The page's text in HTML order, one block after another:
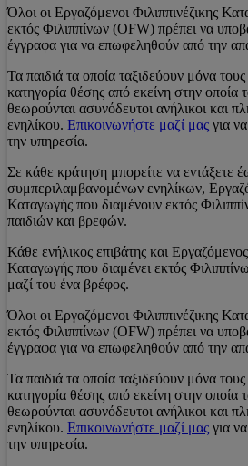
Όλοι οι Εργαζόμενοι Φιλιππινέζικης
εκτός Φιλιππίνων (OFW) πρέπει να
έγγραφα για να επωφεληθούν από την
Τα παιδιά τα οποία ταξιδεύουν μόνα
κατηγορία θέσης από εκείνη στην οποία
θεωρούνται ασυνόδευτοι ανήλικοι και
ενηλίκου. Επικοινωνήστε μαζί μας για
την υπηρεσία.
Σε κάθε κράτηση μπορείτε να εντάξετε
συμπεριλαμβανομένων ενηλίκων,
Καταγωγής που διαμένουν εκτός
παιδιών και βρεφών.
Κάθε ενήλικος επιβάτης και Εργαζόμενος
Καταγωγής που διαμένει εκτός
μαζί του ένα βρέφος.
Όλοι οι Εργαζόμενοι Φιλιππινέζικης
εκτός Φιλιππίνων (OFW) πρέπει να
έγγραφα για να επωφεληθούν από την
Τα παιδιά τα οποία ταξιδεύουν μόνα
κατηγορία θέσης από εκείνη στην οποία
θεωρούνται ασυνόδευτοι ανήλικοι και
ενηλίκου. Επικοινωνήστε μαζί μας για
την υπηρεσία.